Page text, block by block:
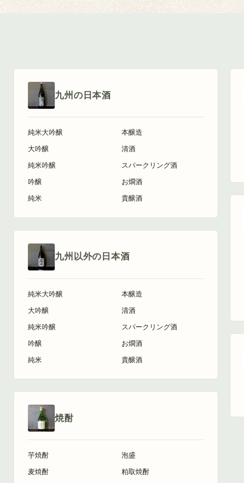
九州の日本酒
純米大吟醸
大吟醸
純米吟醸
吟醸
純米
本醸造
清酒
スパークリング酒
お燗酒
貴醸酒
九州以外の日本酒
純米大吟醸
大吟醸
純米吟醸
吟醸
純米
本醸造
清酒
スパークリング酒
お燗酒
貴醸酒
焼酎
芋焼酎
麦焼酎
泡盛
粕取焼酎